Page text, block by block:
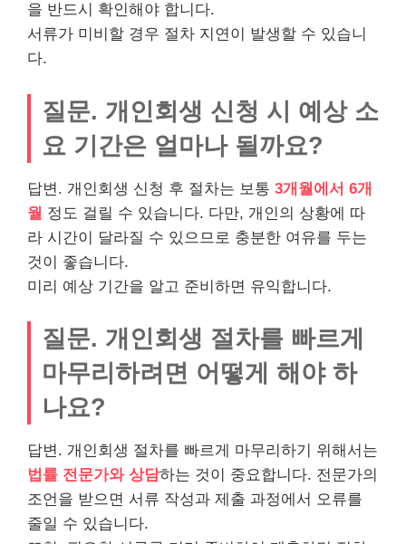
을 반드시 확인해야 합니다.
서류가 미비할 경우 절차 지연이 발생할 수 있습니
다.
질문. 개인회생 신청 시 예상 소
요 기간은 얼마나 될까요?
답변. 개인회생 신청 후 절차는 보통 3개월에서 6개
월 정도 걸릴 수 있습니다. 다만, 개인의 상황에 따
라 시간이 달라질 수 있으므로 충분한 여유를 두는
것이 좋습니다.
미리 예상 기간을 알고 준비하면 유익합니다.
질문. 개인회생 절차를 빠르게
마무리하려면 어떻게 해야 하
나요?
답변. 개인회생 절차를 빠르게 마무리하기 위해서는
법률 전문가와 상담하는 것이 중요합니다. 전문가의
조언을 받으면 서류 작성과 제출 과정에서 오류를
줄일 수 있습니다.